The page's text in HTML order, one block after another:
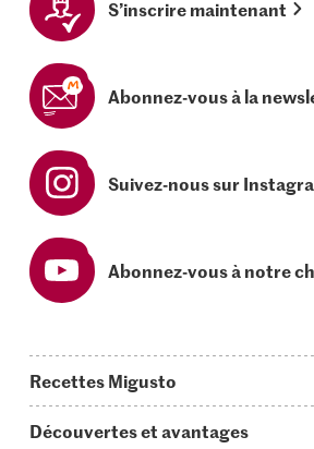
S’inscrire maintenant
Abonnez-vous à la
Suivez-nous sur
Abonnez-vous à notre
Recettes Migusto
Découvertes et avantages